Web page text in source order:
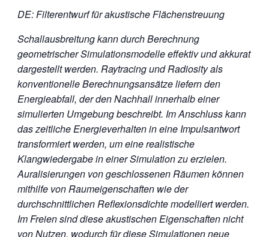
DE: Filterentwurf für akustische Flächenstreuung
Schallausbreitung kann durch Berechnung
geometrischer Simulationsmodelle effektiv und akkurat
dargestellt werden. Raytracing und Radiosity als
konventionelle Berechnungsansätze liefern den
Energieabfall, der den Nachhall innerhalb einer
simulierten Umgebung beschreibt. Im Anschluss kann
das zeitliche Energieverhalten in eine Impulsantwort
transformiert werden, um eine realistische
Klangwiedergabe in einer Simulation zu erzielen.
Auralisierungen von geschlossenen Räumen können
mithilfe von Raumeigenschaften wie der
durchschnittlichen Reflexionsdichte modelliert werden.
Im Freien sind diese akustischen Eigenschaften nicht
von Nutzen, wodurch für diese Simulationen neue